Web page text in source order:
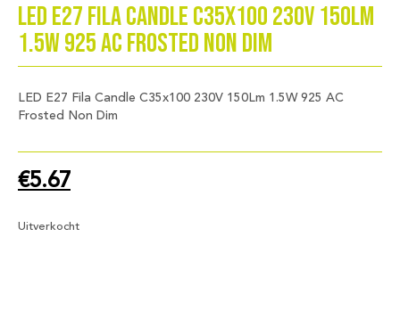
LED E27 Fila Candle C35x100 230V 150Lm
1.5W 925 AC Frosted Non Dim
LED E27 Fila Candle C35x100 230V 150Lm 1.5W 925 AC
Frosted Non Dim
€5.67
Uitverkocht